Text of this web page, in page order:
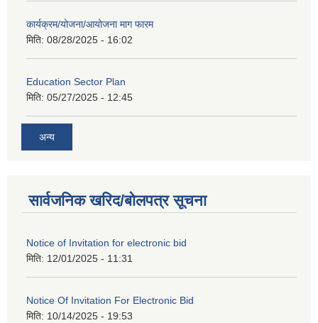
कार्यक्रम/योजना/आयोजना माग फारम
मिति: 08/28/2025 - 16:02
Education Sector Plan
मिति: 05/27/2025 - 12:45
अन्य
सार्वजनिक खरिद/बोलपत्र सूचना
Notice of Invitation for electronic bid
मिति: 12/01/2025 - 11:31
Notice Of Invitation For Electronic Bid
मिति: 10/14/2025 - 19:53